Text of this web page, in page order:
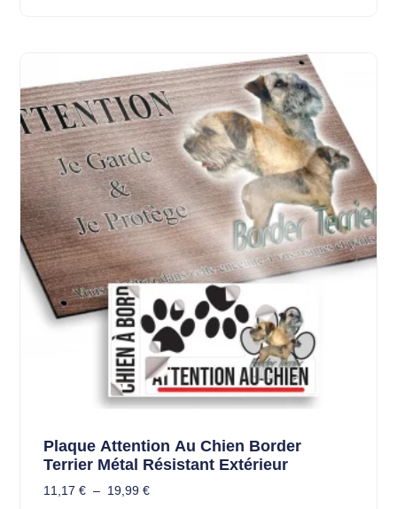
Plaque Attention Au Chien Border
Terrier Métal Résistant Extérieur
11,17 € – 19,99 €